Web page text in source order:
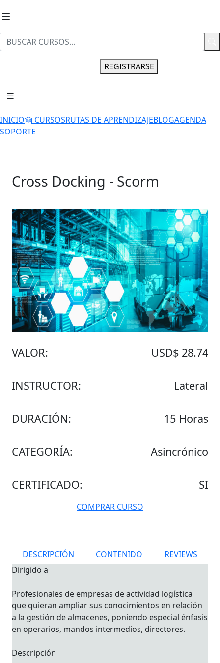
REGISTRARSE
INICIO CURSOSRUTAS DE APRENDIZAJEBLOGAGENDA
SOPORTE
Cross Docking - Scorm
VALOR: USD$ 28.74
INSTRUCTOR: Lateral
DURACIÓN: 15 Horas
CATEGORÍA: Asincrónico
CERTIFICADO: SI
COMPRAR CURSO
DESCRIPCIÓN CONTENIDO
REVIEWS
Dirigido a
Profesionales de empresas de actividad logística
que quieran ampliar sus conocimientos en relación
a la gestión de almacenes, poniendo especial énfasis
en operarios, mandos intermedios, directores.
Descripción